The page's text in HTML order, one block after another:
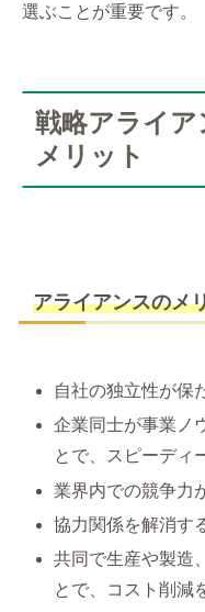
選ぶことが重要です。
戦略アライ
メリット
アライアンスのメ
自社の独立性が保
企業同士が事業ノ
とで、スピーディ
業界内での競争力
協力関係を解消す
共同で生産や製造
とで、コスト削減